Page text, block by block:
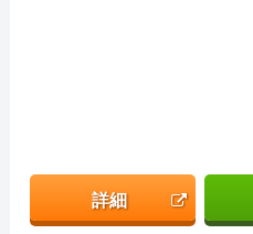
詳細